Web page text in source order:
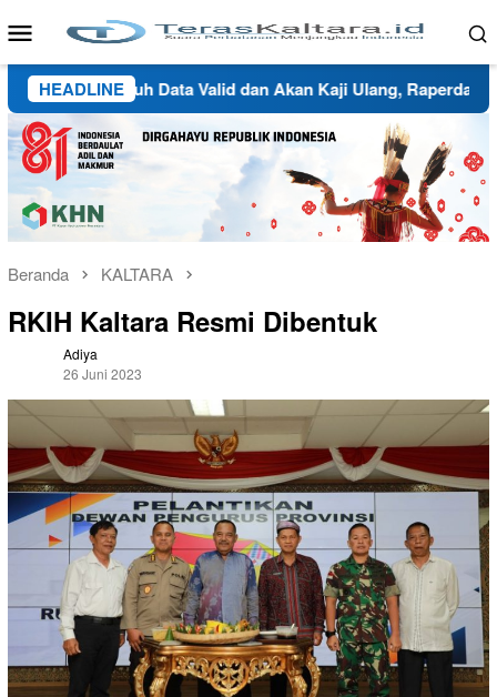
ke
Menu
Mobile
HEADLINE
Butuh Data Valid dan Akan Kaji Ulang, Raperda Wilayah
Beranda KALTARA
RKIH Kaltara Resmi Dibentuk
Adiya
26 Juni 2023